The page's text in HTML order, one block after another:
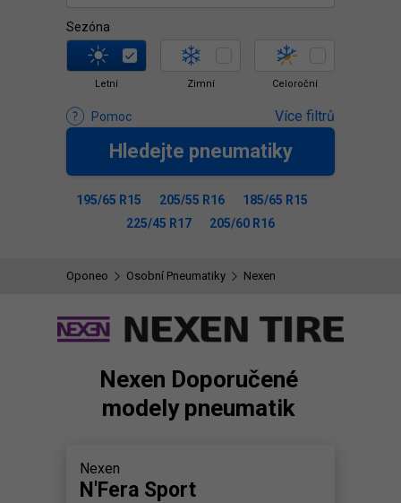
Sezóna
Letní Zimní Celoroční
Pomoc Více filtrů
Hledejte pneumatiky
195/65 R15 205/55 R16
185/65 R15
225/45 R17
205/60 R16
Oponeo Osobní Pneumatiky Nexen
Nexen Doporučené
modely pneumatik
Nexen
N'Fera Sport